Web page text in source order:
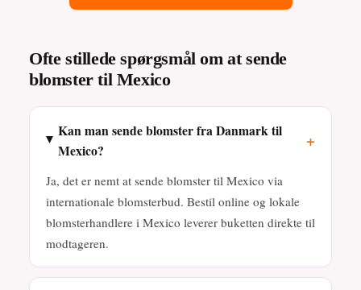
Ofte stillede spørgsmål om at sende
blomster til Mexico
Kan man sende blomster fra Danmark til
Mexico?
+
Ja, det er nemt at sende blomster til Mexico via
internationale blomsterbud. Bestil online og lokale
blomsterhandlere i Mexico leverer buketten direkte til
modtageren.